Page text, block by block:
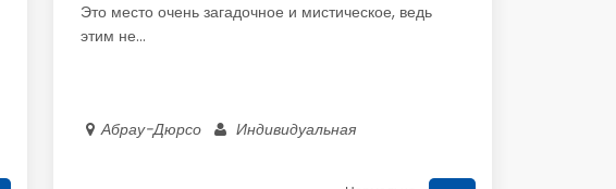
Это место очень загадочное и мистическое, ведь
этим не...
Абрау-Дюрсо Индивидуальная